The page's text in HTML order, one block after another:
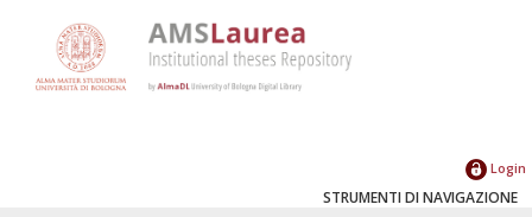
Login
STRUMENTI DI NAVIGAZIONE